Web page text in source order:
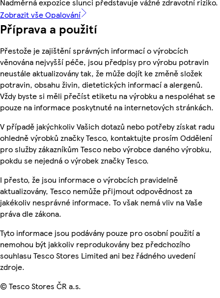
Nadměrná expozice slunci představuje vážné zdravotní riziko.
Zobrazit vše Opalování
Příprava a použití
Přestože je zajištění správných informací o výrobcích
věnována nejvyšší péče, jsou předpisy pro výrobu potravin
neustále aktualizovány tak, že může dojít ke změně složek
potravin, obsahu živin, dietetických informací a alergenů.
Vždy byste si měli přečíst etiketu na výrobku a nespoléhat se
pouze na informace poskytnuté na internetových stránkách.
V případě jakýchkoliv Vašich dotazů nebo potřeby získat radu
ohledně výrobků značky Tesco, kontaktujte prosím Oddělení
pro služby zákazníkům Tesco nebo výrobce daného výrobku,
pokdu se nejedná o výrobek značky Tesco.
I přesto, že jsou informace o výrobcích pravidelně
aktualizovány, Tesco nemůže přijmout odpovědnost za
jakékoliv nesprávné informace. To však nemá vliv na Vaše
práva dle zákona.
Tyto informace jsou podávány pouze pro osobní použití a
nemohou být jakkoliv reprodukovány bez předchozího
souhlasu Tesco Stores Limited ani bez řádného uvedení
zdroje.
© Tesco Stores ČR a.s.